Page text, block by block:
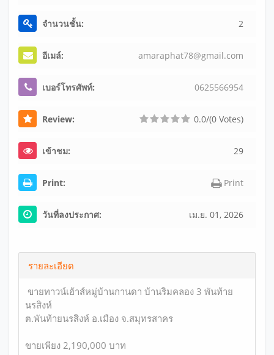
จำนวนชั้น: 2
อีเมล์: amaraphat78@gmail.com
เบอร์โทรศัพท์: 0625566954
Review: 0.0/(0 Votes)
เข้าชม: 29
Print: Print
วันที่ลงประกาศ: เม.ย. 01, 2026
รายละเอียด
ขายทาวน์เฮ้าส์หมู่บ้านกานดา บ้านริมคลอง 3 พันท้าย
นรสิงห์
ต.พันท้ายนรสิงห์ อ.เมือง จ.สมุทรสาคร
ขายเพียง 2,190,000 บาท